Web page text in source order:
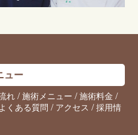
ュー
れ /施術メニュー /施術料金 /
よくある質問 / アクセス /採用情